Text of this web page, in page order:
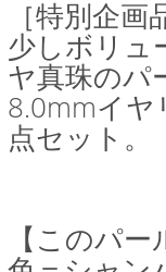
［特別企画
少しボリュ
ヤ真珠のパ
8.0mmイヤ
点セット。
【このパ